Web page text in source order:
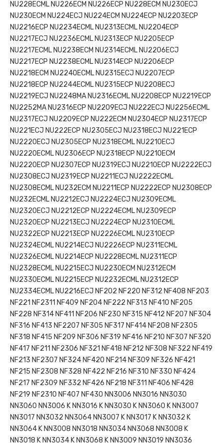
NU228ECML NU226ECM NU226ECP NU228ECM NU230ECJ
NU230ECM NU224ECJ NU224ECM NU224ECP NU2203ECP
NU2216ECP NU2234ECML NU2313ECML NU2204ECP
NU2217ECJ NU2236ECML NU2313ECP NU2205ECP
NU2217ECML NU2238ECM NU2314ECML NU2206ECJ
NU2217ECP NU2238ECML NU2314ECP NU2206ECP
NU2218ECM NU2240ECML NU2315ECJ NU2207ECP
NU2218ECP NU2244ECML NU2315ECP NU2208ECJ
NU2219ECJ NU2248MA NU2316ECML NU2208ECP NU2219ECP
NU2252MA NU2316ECP NU2209ECJ NU222ECJ NU2256ECML
NU2317ECJ NU2209ECP NU222ECM NU2304ECP NU2317ECP
NU221ECJ NU222ECP NU2305ECJ NU2318ECJ NU221ECP
NU2220ECJ NU2305ECP NU2318ECML NU2210ECJ
NU2220ECML NU2306ECP NU2318ECP NU2210ECM
NU2220ECP NU2307ECP NU2319ECJ NU2210ECP NU2222ECJ
NU2308ECJ NU2319ECP NU2211ECJ NU2222ECML
NU2308ECML NU232ECM NU2211ECP NU2222ECP NU2308ECP
NU232ECML NU2212ECJ NU2224ECJ NU2309ECML
NU2320ECJ NU2212ECP NU2224ECML NU2309ECP
NU2320ECP NU2213ECJ NU2224ECP NU2310ECML
NU2322ECP NU2213ECP NU2226ECML NU2310ECP
NU2324ECML NU2214ECJ NU2226ECP NU2311ECML
NU2326ECML NU2214ECP NU2228ECML NU2311ECP
NU2328ECML NU2215ECJ NU2230ECM NU2312ECM
NU2330ECML NU2215ECP NU2232ECML NU2312ECP
NU2334ECML NU2216ECJ NF202 NF220 NF312 NF408 NF203
NF221 NF2311 NF409 NF204 NF222 NF313 NF410 NF205
NF228 NF314 NF411 NF206 NF230 NF315 NF412 NF207 NF304
NF316 NF413 NF2207 NF305 NF317 NF414 NF208 NF2305
NF318 NF415 NF209 NF306 NF319 NF416 NF210 NF307 NF320
NF417 NF211 NF2306 NF321 NF418 NF212 NF308 NF322 NF419
NF213 NF2307 NF324 NF420 NF214 NF309 NF326 NF421
NF215 NF2308 NF328 NF422 NF216 NF310 NF330 NF424
NF217 NF2309 NF332 NF426 NF218 NF311 NF406 NF428
NF219 NF2310 NF407 NF430 NN3006 NN3016 NN3030
NN3060 NN3006 K NN3016 K NN3030 K NN3060 K NN3007
NN3017 NN3032 NN3064 NN3007 K NN3017 K NN3032 K
NN3064 K NN3008 NN3018 NN3034 NN3068 NN3008 K
NN3018 K NN3034 K NN3068 K NN3009 NN3019 NN3036